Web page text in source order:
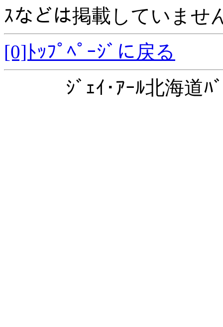
ｽなどは掲載していませ
[0]ﾄｯﾌﾟﾍﾟｰｼﾞに戻る
ｼﾞｪｲ･ｱｰﾙ北海道